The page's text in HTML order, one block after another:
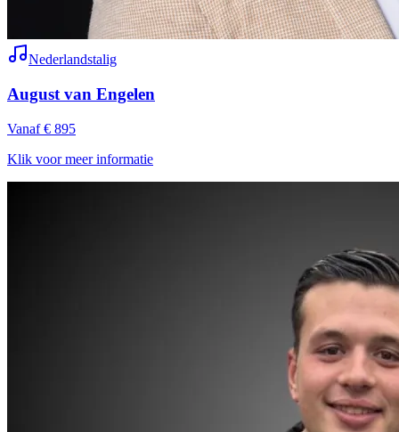
Nederlandstalig
August van Engelen
Vanaf € 895
Klik voor meer informatie